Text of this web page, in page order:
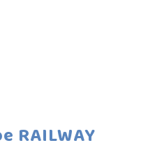
RAILWAY